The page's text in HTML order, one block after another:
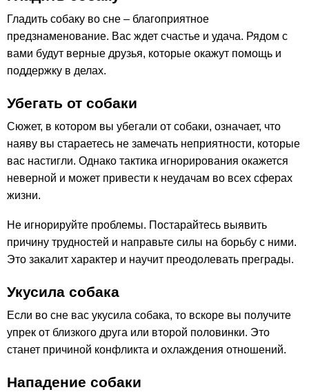
Гладить собаку во сне – благоприятное
предзнаменование. Вас ждет счастье и удача. Рядом с
вами будут верные друзья, которые окажут помощь и
поддержку в делах.
Убегать от собаки
Сюжет, в котором вы убегали от собаки, означает, что
наяву вы стараетесь не замечать неприятности, которые
вас настигли. Однако тактика игнорирования окажется
неверной и может привести к неудачам во всех сферах
жизни.
Не игнорируйте проблемы. Постарайтесь выявить
причину трудностей и направьте силы на борьбу с ними.
Это закалит характер и научит преодолевать преграды.
Укусила собака
Если во сне вас укусила собака, то вскоре вы получите
упрек от близкого друга или второй половинки. Это
станет причиной конфликта и охлаждения отношений.
Нападение собаки